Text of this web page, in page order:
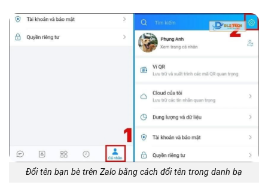
Đổi tên bạn bè trên Zalo bằng cách đổi tên trong danh bạ